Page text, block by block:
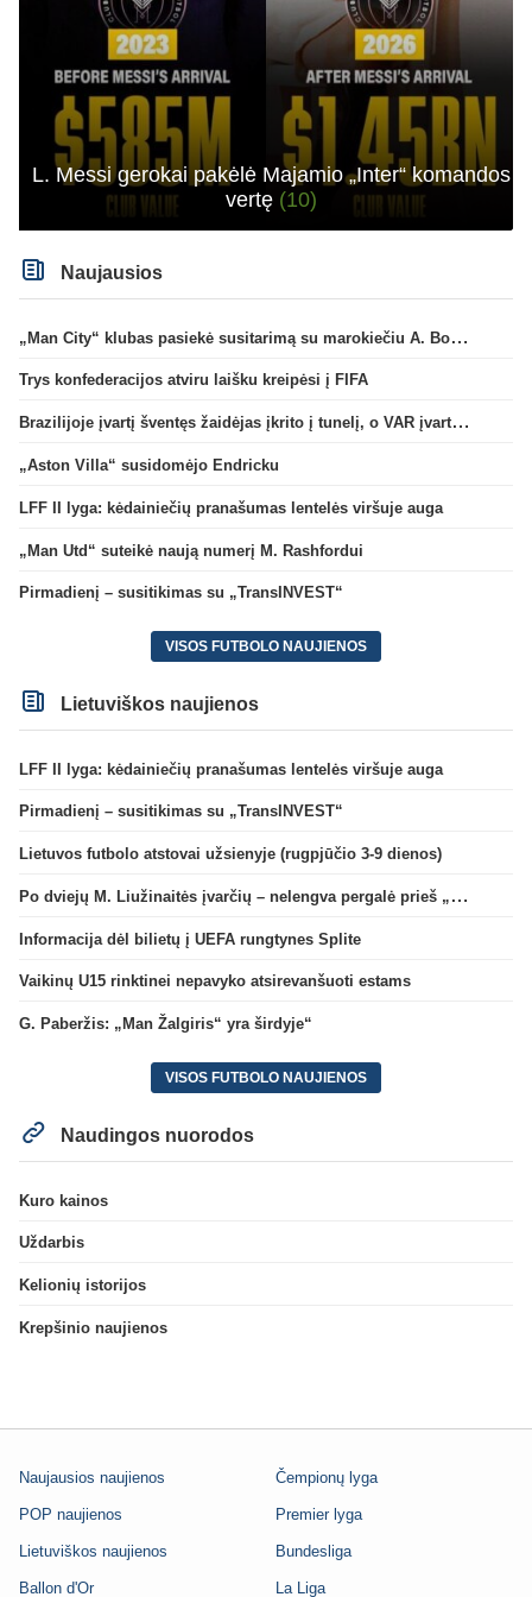
L. Messi gerokai pakėlė Majamio „Inter“ komandos
vertę (10)
Naujausios
„Man City“ klubas pasiekė susitarimą su marokiečiu A. Bouaddi
Trys konfederacijos atviru laišku kreipėsi į FIFA
Brazilijoje įvartį šventęs žaidėjas įkrito į tunelį, o VAR įvartį atšaukė
„Aston Villa“ susidomėjo Endricku
LFF II lyga: kėdainiečių pranašumas lentelės viršuje auga
„Man Utd“ suteikė naują numerį M. Rashfordui
Pirmadienį – susitikimas su „TransINVEST“
VISOS FUTBOLO NAUJIENOS
Lietuviškos naujienos
LFF II lyga: kėdainiečių pranašumas lentelės viršuje auga
Pirmadienį – susitikimas su „TransINVEST“
Lietuvos futbolo atstovai užsienyje (rugpjūčio 3-9 dienos)
Po dviejų M. Liužinaitės įvarčių – nelengva pergalė prieš „Bangą“
Informacija dėl bilietų į UEFA rungtynes Splite
Vaikinų U15 rinktinei nepavyko atsirevanšuoti estams
G. Paberžis: „Man Žalgiris“ yra širdyje“
VISOS FUTBOLO NAUJIENOS
Naudingos nuorodos
Kuro kainos
Uždarbis
Kelionių istorijos
Krepšinio naujienos
Naujausios naujienos
POP naujienos
Lietuviškos naujienos
Ballon d'Or
Čempionų lyga
Premier lyga
Bundesliga
La Liga